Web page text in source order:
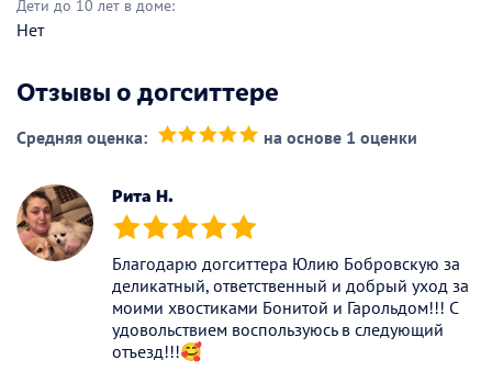
Дети до 10 лет в доме:
Нет
Отзывы о догситтере
Средняя оценка: на основе 1 оценки
Рита Н.
(*) (*) (*) (*) (*)
Благодарю догситтера Юлию Бобровскую за
деликатный, ответственный и добрый уход за
моими хвостиками Бонитой и Гарольдом!!! С
удовольствием воспользуюсь в следующий
отъезд!!!🥰